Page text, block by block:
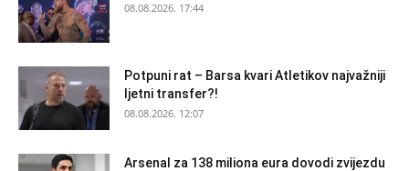
08.08.2026. 17:44
Potpuni rat – Barsa kvari Atletikov najvažniji
ljetni transfer?!
08.08.2026. 12:07
Arsenal za 138 miliona eura dovodi zvijezdu